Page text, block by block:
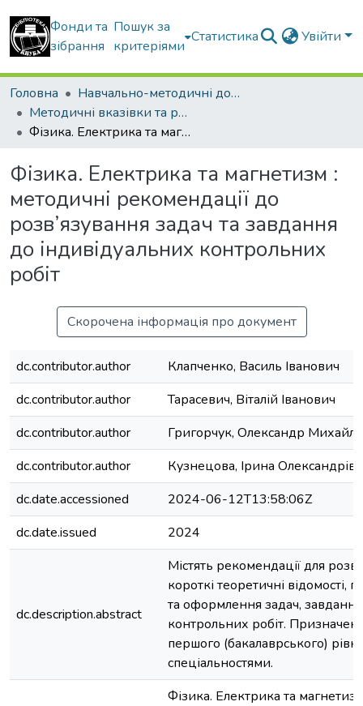
Фонди та
зібрання
Пошук за
критеріями
Статистика Увійти
Головна
Навчально-методичні документи
Методичні вказівки та рекомендації
Фізика. Електрика та магнетизм : методичні рекомендації до розв’язування задач та завдання до індивідуальних контрольних робіт
Фізика. Електрика та магнетизм :
методичні рекомендації до
розв’язування задач та завдання
до індивідуальних контрольних
робіт
Скорочена інформація про документ
dc.contributor.author
Клапченко, Василь Іванович
dc.contributor.author
Тарасевич, Віталій Іванович
dc.contributor.author
Григорчук, Олександр
dc.contributor.author
Кузнецова, Ірина
dc.date.accessioned
2024-06-12T13:58:06Z
dc.date.issued
2024
dc.description.abstract
Містять рекомендації для
короткі теоретичні відомості,
та оформлення задач,
контрольних робіт.
першого (бакалаврського)
спеціальностями.
Фізика. Електрика та